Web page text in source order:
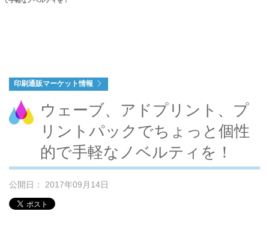
印刷通販マーケット情報
ウェーブ、アドプリント、プ
リントパックでちょっと個性
的で手軽なノベルティを！
公開日： 2017年09月14日